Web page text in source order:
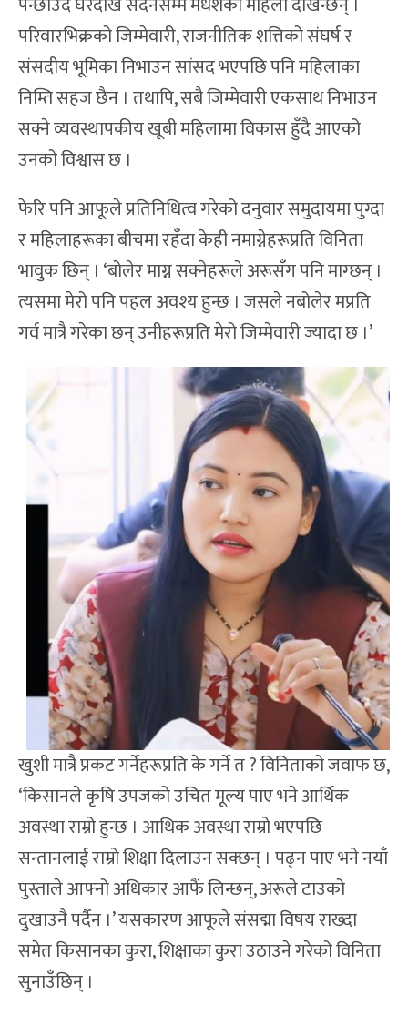
परिवारभिक्रको जिम्मेवारी, राजनीतिक शत्तिको संघर्ष र
संसदीय भूमिका निभाउन सांसद भएपछि पनि महिलाका
निम्ति सहज छैन । तथापि, सबै जिम्मेवारी एकसाथ निभाउन
सक्ने व्यवस्थापकीय खूबी महिलामा विकास हुँदै आएको
उनको विश्वास छ ।
फेरि पनि आफूले प्रतिनिधित्व गरेको दनुवार समुदायमा पुग्दा
र महिलाहरूका बीचमा रहँदा केही नमाग्नेहरूप्रति विनिता
भावुक छिन् । ‘बोलेर माग्न सक्नेहरूले अरूसँग पनि माग्छन् ।
त्यसमा मेरो पनि पहल अवश्य हुन्छ । जसले नबोलेर मप्रति
गर्व मात्रै गरेका छन् उनीहरूप्रति मेरो जिम्मेवारी ज्यादा छ ।’
खुशी मात्रै प्रकट गर्नेहरूप्रति के गर्ने त ? विनिताको जवाफ छ,
‘किसानले कृषि उपजको उचित मूल्य पाए भने आर्थिक
अवस्था राम्रो हुन्छ । आथिक अवस्था राम्रो भएपछि
सन्तानलाई राम्रो शिक्षा दिलाउन सक्छन् । पढ्न पाए भने नयाँ
पुस्ताले आफ्नो अधिकार आफैं लिन्छन्, अरूले टाउको
दुखाउनै पर्दैन ।’ यसकारण आफूले संसद्मा विषय राख्दा
समेत किसानका कुरा, शिक्षाका कुरा उठाउने गरेको विनिता
सुनाउँछिन् ।